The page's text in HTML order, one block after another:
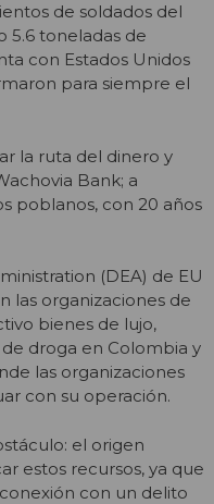
de soldados del
5.6 toneladas de
con Estados Unidos
para siempre el
la ruta del dinero y
Bank; a
poblanos, con 20 años
(DEA) de EU
las organizaciones de
bienes de lujo,
droga en Colombia y
las organizaciones
con su operación.
el origen
estos recursos, ya que
con un delito